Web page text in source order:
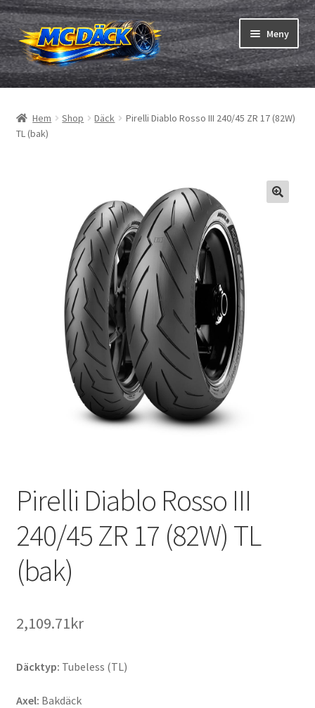
Hoppa
till
navigering
Hoppa
till
innehåll
Meny
Däck
Slangar & fälgband
Hem Shop Däck
Pirelli Diablo Rosso III 240/45 ZR 17 (82W)
TL (bak)
Pirelli Diablo Rosso III
240/45 ZR 17 (82W) TL
(bak)
2,109.71kr
Däcktyp: Tubeless (TL)
Axel: Bakdäck